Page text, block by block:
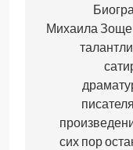
записям
Михаила
сих пор